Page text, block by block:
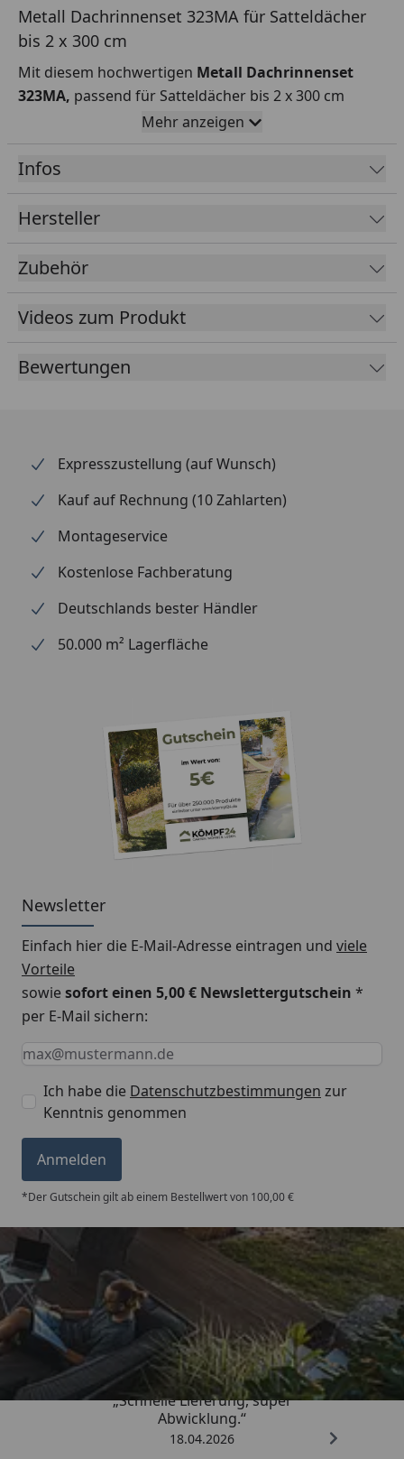
Metall Dachrinnenset 323MA für Satteldächer
bis 2 x 300 cm
Mit diesem hochwertigen Metall Dachrinnenset
323MA, passend für Satteldächer bis 2 x 300 cm
Länge, sorgen Sie für eine punktgenaue
Entwässerung des Dachs, außerdem werden die
Seitenwände spritzwassergeschützt.
Rinnenbreite
107 mm Rinne + ca. 18 mm Wulst
Material
Rinne
Material
Fallrohr
Kunststoff
Farbe
Rinneisen
erhältlich
(siehe Reiter
"Zubehör")
Graf Garantia
Regenwasserbehälter Sunda
Wandtank
Graf Garantia
Wandtank
Bitte beachten Sie: Die Dachrinnen können auch ohne
Traufbretter montiert werden, allerdings müssen die
Rinneisen entsprechend der Dachneigung bauseits
gebogen werden. Schrauben für die Befestigung
der Rinneisen sind nicht im Lieferumfang enthalten.
Montageanleitung
Mehr anzeigen
Infos
Hersteller
Zubehör
Videos zum Produkt
Bewertungen
Expresszustellung (auf Wunsch)
Kauf auf Rechnung (10 Zahlarten)
Montageservice
Kostenlose Fachberatung
Deutschlands bester Händler
50.000 m² Lagerfläche
Newsletter
Einfach hier die E-Mail-Adresse eintragen und viele
Vorteile
sowiesofort einen 5,00 € Newslettergutschein *
per E-Mail sichern:
Keine Eingabe erforderlich
Eingabe erforderlich
E-Mail *
Ich habe die Datenschutzbestimmungen zur
Kenntnis genommen
Anmelden
*Der Gutschein gilt ab einem Bestellwert von 100,00 €
Trusted Shops
5,00/ 5
„Schnelle Lieferung, super
Abwicklung.“
18.04.2026